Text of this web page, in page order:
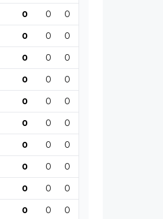
0 0 0
0 0 0
0 0 0
0 0 0
0 0 0
0 0 0
0 0 0
0 0 0
0 0 0
0 0 0